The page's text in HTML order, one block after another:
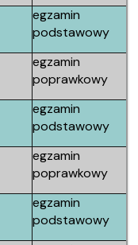
egzamin
podstawowy
egzamin
poprawkowy
egzamin
podstawowy
egzamin
poprawkowy
egzamin
podstawowy